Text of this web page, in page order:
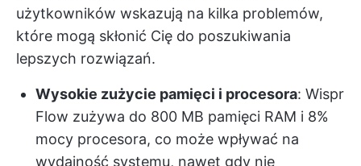
użytkowników wskazują na kilka problemów,
które mogą skłonić Cię do poszukiwania
lepszych rozwiązań.
Wysokie zużycie pamięci i procesora: Wispr
Flow zużywa do 800 MB pamięci RAM i 8%
mocy procesora, co może wpływać na
wydajność systemu, nawet gdy nie